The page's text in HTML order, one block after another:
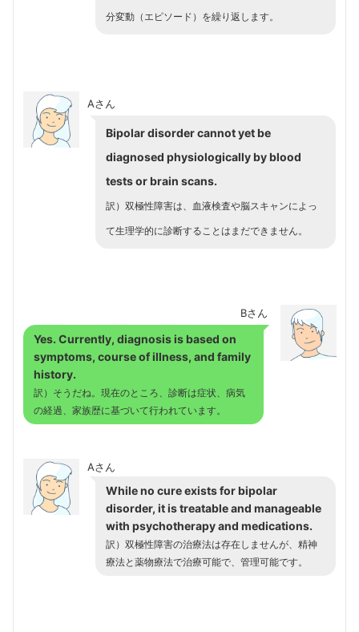
分変動（エピソード）を繰り返します。
Aさん
Bipolar disorder cannot yet be
diagnosed physiologically by blood
tests or brain scans.
訳）双極性障害は、血液検査や脳スキャンによっ
て生理学的に診断することはまだできません。
Bさん
Yes. Currently, diagnosis is based on
symptoms, course of illness, and family
history.
訳）そうだね。現在のところ、診断は症状、病気
の経過、家族歴に基づいて行われています。
Aさん
While no cure exists for bipolar
disorder, it is treatable and manageable
with psychotherapy and medications.
訳）双極性障害の治療法は存在しませんが、精神
療法と薬物療法で治療可能で、管理可能です。